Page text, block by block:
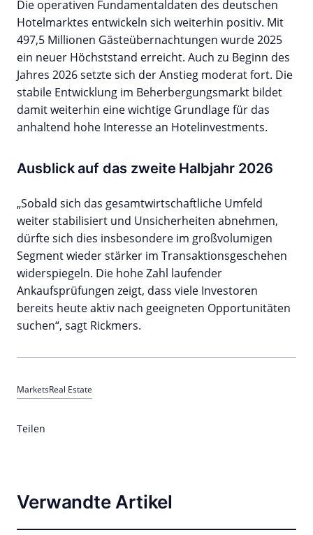
Die operativen Fundamentaldaten des deutschen
Hotelmarktes entwickeln sich weiterhin positiv. Mit
497,5 Millionen Gästeübernachtungen wurde 2025
ein neuer Höchststand erreicht. Auch zu Beginn des
Jahres 2026 setzte sich der Anstieg moderat fort. Die
stabile Entwicklung im Beherbergungsmarkt bildet
damit weiterhin eine wichtige Grundlage für das
anhaltend hohe Interesse an Hotelinvestments.
Ausblick auf das zweite Halbjahr 2026
„Sobald sich das gesamtwirtschaftliche Umfeld
weiter stabilisiert und Unsicherheiten abnehmen,
dürfte sich dies insbesondere im großvolumigen
Segment wieder stärker im Transaktionsgeschehen
widerspiegeln. Die hohe Zahl laufender
Ankaufsprüfungen zeigt, dass viele Investoren
bereits heute aktiv nach geeigneten Opportunitäten
suchen“, sagt Rickmers.
MarketsReal Estate
Teilen
Verwandte Artikel